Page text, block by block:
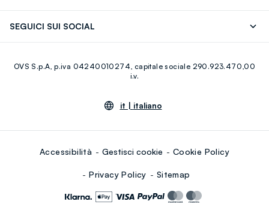
Giftcard
SEGUICI SUI SOCIAL
Youtube Linkedin
OVS S.p.A, p.iva 04240010274, capitale sociale 290.923.470,00
i.v.
it | italiano
Accessibilità Gestisci cookie Cookie Policy
Privacy Policy Sitemap